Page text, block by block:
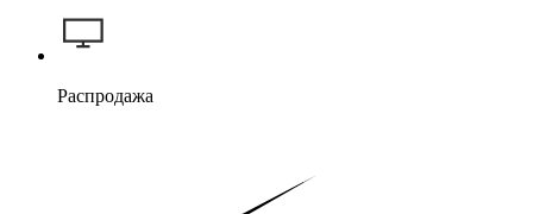
Распродажа